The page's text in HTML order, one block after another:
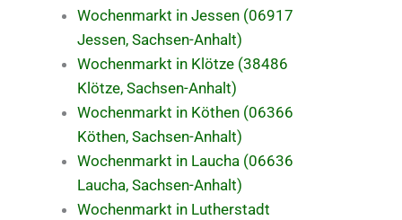
Wochenmarkt in Jessen (06917
Jessen, Sachsen-Anhalt)
Wochenmarkt in Klötze (38486
Klötze, Sachsen-Anhalt)
Wochenmarkt in Köthen (06366
Köthen, Sachsen-Anhalt)
Wochenmarkt in Laucha (06636
Laucha, Sachsen-Anhalt)
Wochenmarkt in Lutherstadt